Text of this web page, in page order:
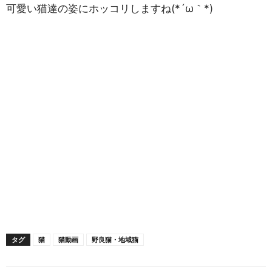
可愛い猫達の姿にホッコリしますね(*´ω｀*)
タグ 猫 猫動画 野良猫・地域猫